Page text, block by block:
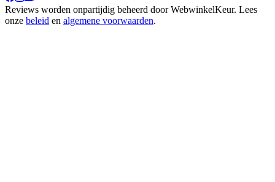
Reviews worden onpartijdig beheerd doorWebwinkelKeur. Lees
onze beleid en algemene voorwaarden.